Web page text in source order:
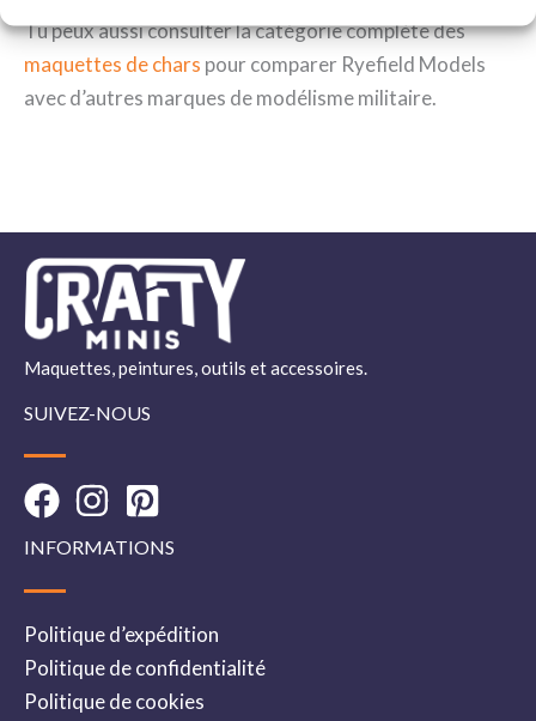
Tu peux aussi consulter la catégorie complète des
maquettes de chars pour comparer Ryefield Models
avec d’autres marques de modélisme militaire.
Maquettes, peintures, outils et accessoires.
SUIVEZ-NOUS
INFORMATIONS
Politique d’expédition
Politique de confidentialité
Politique de cookies